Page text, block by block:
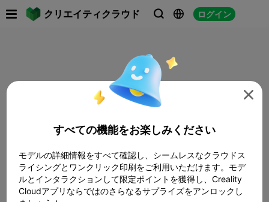
クリエイティクラウド   ログイン

すべての機能をお楽しみください
モデルの詳細情報をすべて確認し、シームレスなクラウドス
ライシングとワンクリック印刷をご利用いただけます。モデ
ルとインタラクションして限定ポイントを獲得し、Creality
Cloudアプリならではのさらなるサプライズをアンロックし